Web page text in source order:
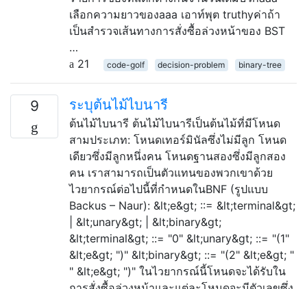
เลือกความยาวของaaa เอาท์พุต truthyค่าถ้า
เป็นสำรวจเส้นทางการสั่งซื้อล่วงหน้าของ BST
…
21
code-golf decision-problem binary-tree
9 ระบุต้นไม้ไบนารี
ต้นไม้ไบนารี ต้นไม้ไบนารีเป็นต้นไม้ที่มีโหนด
สามประเภท: โหนดเทอร์มินัลซึ่งไม่มีลูก โหนด
เดียวซึ่งมีลูกหนึ่งคน โหนดฐานสองซึ่งมีลูกสอง
คน เราสามารถเป็นตัวแทนของพวกเขาด้วย
ไวยากรณ์ต่อไปนี้ที่กำหนดในBNF (รูปแบบ
Backus – Naur): &lt;e&gt; ::= &lt;terminal&gt;
| &lt;unary&gt; | &lt;binary&gt;
&lt;terminal&gt; ::= "0" &lt;unary&gt; ::= "(1"
&lt;e&gt; ")" &lt;binary&gt; ::= "(2" &lt;e&gt; "
" &lt;e&gt; ")" ในไวยากรณ์นี้โหนดจะได้รับใน